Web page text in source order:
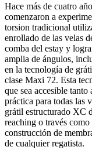
Hace más de cuatro
comenzaron a
torsion tradicional
enrollado de las velas
comba del estay y
amplia de ángulos,
en la tecnología de
clase Maxi 72. Esta
que sea accesible
práctica para todas las
grátil estructurado XC
reaching o través
construcción de
de cualquier regatista.